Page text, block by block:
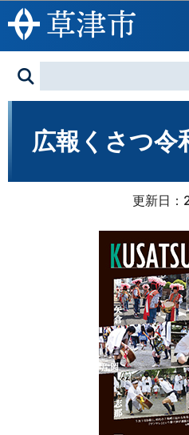
このページの
広報くさつ令
更新日：